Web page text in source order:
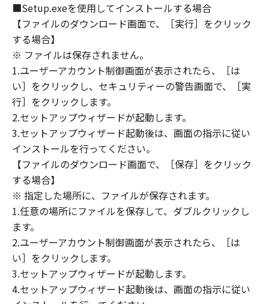
７．保証の否認・免責
(1) 「本ソフトウェア」は、『現状のまま』の
状態で使用許諾されます。キヤノン、キヤノン
のライセンサー、キヤノンの子会社、キヤノン
の関連会社、それらの販売代理店または販売店
のいずれも、「本ソフトウェア」に関して、商
品性および特定の目的への適合性の保証を含
め、いかなる保証も、明示たると黙示たるとを
問わず一切しないものとします。
(2) キヤノン、キヤノンのライセンサー、キヤノ
ンの子会社、キヤノンの関連会社、それらの販
売代理店または販売店のいずれも、「本ソフト
ウェア」の使用または使用不能から生ずるいか
なる損害（逸失利益およびその他の派生的また
全ての損害を言います。）について、適用法で
認められる限り、一切の責任を負わないものと
します。たとえ、キヤノン、キヤノンのライセ
ンサー、キヤノンの子会社、キヤノンの関連会
社、それらの販売代理店または販売店がかかる
■Setup.exeを使用してインストールする場合
【ファイルのダウンロード画面で、［実行］をクリック
する場合】
※ ファイルは保存されません。
1.ユーザーアカウント制御画面が表示されたら、［は
い］をクリックし、セキュリティーの警告画面で、［実
行］をクリックします。
2.セットアップウィザードが起動します。
3.セットアップウィザード起動後は、画面の指示に従い
インストールを行ってください。
【ファイルのダウンロード画面で、［保存］をクリック
する場合】
※ 指定した場所に、ファイルが保存されます。
1.任意の場所にファイルを保存して、ダブルクリックし
ます。
2.ユーザーアカウント制御画面が表示されたら、［は
い］をクリックします。
3.セットアップウィザードが起動します。
4.セットアップウィザード起動後は、画面の指示に従い